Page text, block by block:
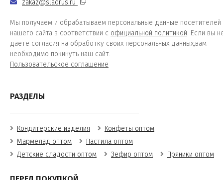
zakaz@sladrus.ru
Мы получаем и обрабатываем персональные данные посетителей
нашего сайта в соответствии с официальной политикой. Если вы
даете согласия на обработку своих персональных данных,вам
необходимо покинуть наш сайт.
Пользовательское соглашение
РАЗДЕЛЫ
Кондитерские изделия
Конфеты оптом
Мармелад оптом
Пастила оптом
Детские сладости оптом
Зефир оптом Пряники оптом